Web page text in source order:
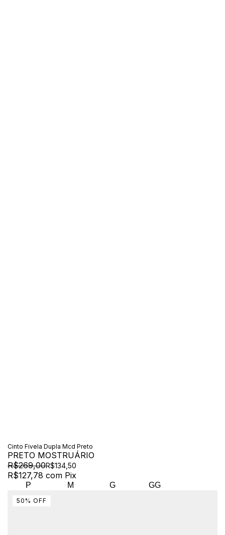
Cinto Fivela Dupla Mcd Preto
PRETO MOSTRUÁRIO
R$269,00R$134,50
R$127,78 com Pix
P M G GG
50 % OFF